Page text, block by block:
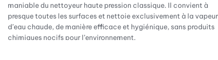
maniable du nettoyeur haute pression classique. Il convient à
presque toutes les surfaces et nettoie exclusivement à la vapeur
d’eau chaude, de manière efficace et hygiénique, sans produits
chimiques nocifs pour l’environnement.